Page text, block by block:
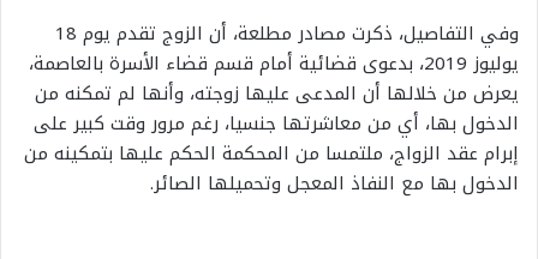
وفي التفاصيل، ذكرت مصادر مطلعة، أن الزوج تقدم يوم 18
يوليوز 2019، بدعوى قضائية أمام قسم قضاء الأسرة بالعاصمة،
يعرض من خلالها أن المدعى عليها زوجته، وأنها لم تمكنه من
الدخول بها، أي من معاشرتها جنسيا، رغم مرور وقت كبير على
إبرام عقد الزواج، ملتمسا من المحكمة الحكم عليها بتمكينه من
الدخول بها مع النفاذ المعجل وتحميلها الصائر.